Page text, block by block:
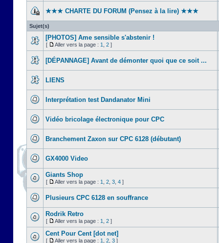
★★★ CHARTE DU FORUM (Pensez à la lire) ★★★
Sujet(s)
[PHOTOS] Ame sensible s'abstenir !
[ Aller vers la page : 1 2 ]
[DÉPANNAGE] Avant de démonter quoi que ce soit ...
LIENS
Interprétation test Dandanator Mini
Vidéo bricolage électronique pour CPC
Branchement Zaxon sur CPC 6128 (débutant)
GX4000 Video
Giants Shop
[ Aller vers la page : 1 2 3 4 ]
Plusieurs CPC 6128 en souffrance
Rodrik Retro
[ Aller vers la page : 1 2 ]
Cent Pour Cent [dot net]
[ Aller vers la page : 1 2 3 ]